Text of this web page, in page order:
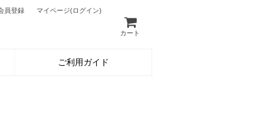
員登録 マイページ(ログイン)
カート
ご利用ガイド